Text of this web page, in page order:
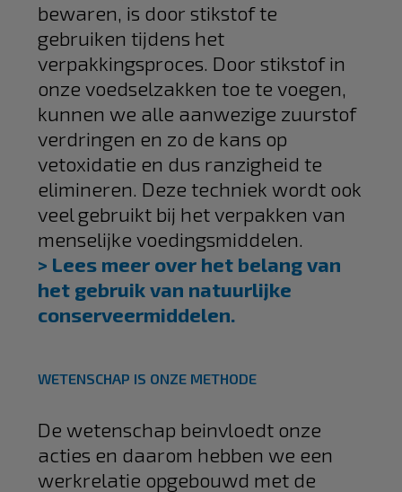
bewaren, is door stikstof te
gebruiken tijdens het
verpakkingsproces. Door stikstof in
onze voedselzakken toe te voegen,
kunnen we alle aanwezige zuurstof
verdringen en zo de kans op
vetoxidatie en dus ranzigheid te
elimineren. Deze techniek wordt ook
veel gebruikt bij het verpakken van
menselijke voedingsmiddelen.
> Lees meer over het belang van
het gebruik van natuurlijke
conserveermiddelen.
WETENSCHAP IS ONZE METHODE
De wetenschap beinvloedt onze
acties en daarom hebben we een
werkrelatie opgebouwd met de